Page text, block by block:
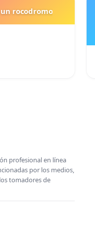
rocodromo
profesional en línea
por los medios,
tomadores de